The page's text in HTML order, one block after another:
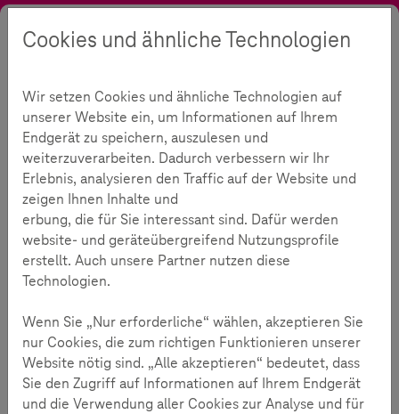
Suche Kontrast Sprache
Wettbewerb: Medien, aber
sicher.
2
Lesezeit:2Minuten
umsetzen. Kreative Köpfe brauchen ein Forum, das
ihre Ideen sichtbar macht.
Dafür stand der Wettbewerb „Medien, aber sicher.“ Durch
den Wettbewerb wurden herausragende Ideen gesucht, die
Cookies und ähnliche Technologien
Wir setzen Cookies und ähnliche Technologien auf
unserer Website ein, um Informationen auf Ihrem
Endgerät zu speichern, auszulesen und
weiterzuverarbeiten. Dadurch verbessern wir Ihr
Erlebnis, analysieren den Traffic auf der Website und
zeigen Ihnen Inhalte und
erbung, die für Sie interessant sind. Dafür werden
website- und geräteübergreifend Nutzungsprofile
erstellt. Auch unsere Partner nutzen diese
Technologien.
Wenn Sie „Nur erforderliche“ wählen, akzeptieren Sie
nur Cookies, die zum richtigen Funktionieren unserer
Website nötig sind. „Alle akzeptieren“ bedeutet, dass
Sie den Zugriff auf Informationen auf Ihrem Endgerät
und die Verwendung aller Cookies zur Analyse und für